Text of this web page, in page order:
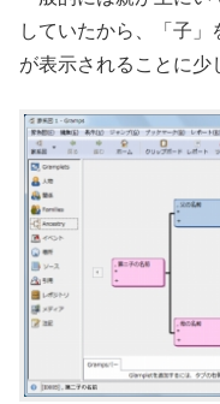
していたから、「子」
が表示されることに少